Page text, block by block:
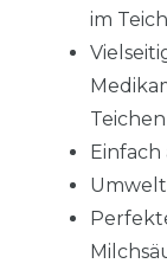
im Teich
Teichen